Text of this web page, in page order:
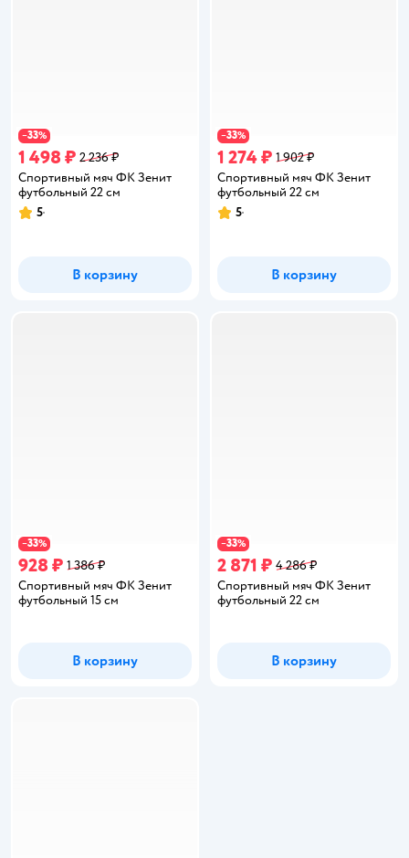
−33%
1 498 ₽ 2 236 ₽
Спортивный мяч ФК Зенит
футбольный 22 см
Рейтинг:
5
В корзину
−33%
1 274 ₽ 1 902 ₽
Спортивный мяч ФК Зенит
футбольный 22 см
Рейтинг:
5
В корзину
−33%
928 ₽ 1 386 ₽
Спортивный мяч ФК Зенит
футбольный 15 см
В корзину
−33%
2 871 ₽ 4 286 ₽
Спортивный мяч ФК Зенит
футбольный 22 см
В корзину